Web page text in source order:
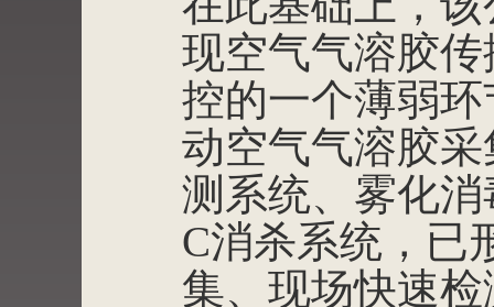
现空气气溶胶
控的一个薄弱
动空气气溶胶
测系统、雾化
C消杀系统，已
集、现场快速